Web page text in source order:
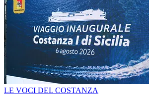
LE VOCI DEL COSTANZA